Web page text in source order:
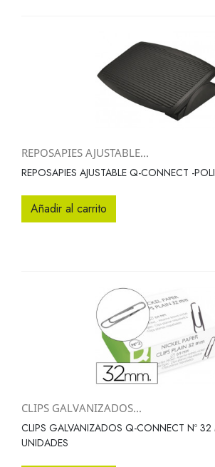
REPOSAPIES AJUSTABLE...
REPOSAPIES AJUSTABLE Q-CONNECT -
Añadir al carrito
CLIPS GALVANIZADOS...
CLIPS GALVANIZADOS Q-CONNECT Nº 32
UNIDADES